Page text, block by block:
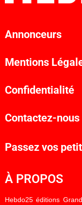
Annonceurs
Mentions
Confidentialité
Contactez-nous
Passez vos
À PROPOS
Hebdo25 éditions